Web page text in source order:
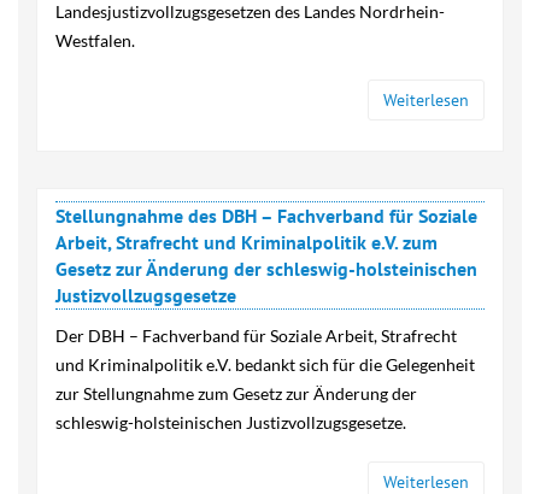
Landesjustizvollzugsgesetzen des Landes Nordrhein-
Westfalen.
Weiterlesen
Stellungnahme des DBH – Fachverband für Soziale
Arbeit, Strafrecht und Kriminalpolitik e.V. zum
Gesetz zur Änderung der schleswig-holsteinischen
Justizvollzugsgesetze
Der DBH – Fachverband für Soziale Arbeit, Strafrecht
und Kriminalpolitik e.V. bedankt sich für die Gelegenheit
zur Stellungnahme zum Gesetz zur Änderung der
schleswig-holsteinischen Justizvollzugsgesetze.
Weiterlesen